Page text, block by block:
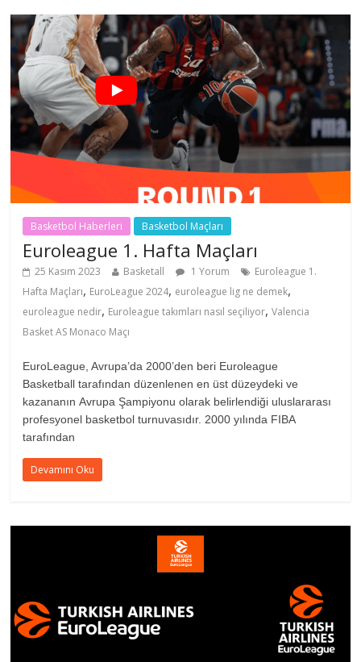
Basketbol Haberleri Basketbol Maçları
Euroleague 1. Hafta Maçları
25 Kasım 2023 Basketall 1 Yorum
Euroleague 1.
Hafta Maçları, EuroLeague 2024, euroleague lig ne demek,
euroleague nedir, Euroleague takımları nasıl seçiliyor,Valencia
Basket AS Monaco Maçı
EuroLeague, Avrupa’da 2000’den beri Euroleague
Basketball tarafından düzenlenen en üst düzeydeki ve
kazananın Avrupa Şampiyonu olarak belirlendiği uluslararası
profesyonel basketbol turnuvasıdır. 2000 yılında FIBA
tarafından
Devamını Oku